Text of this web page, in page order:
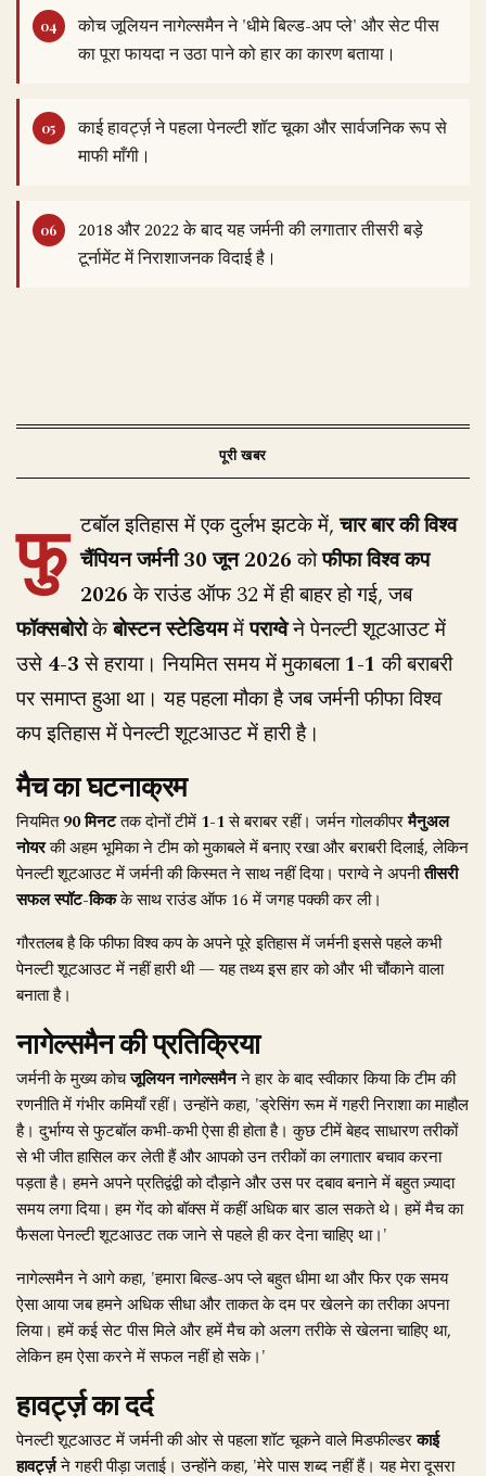
कोच जूलियन नागेल्समैन ने 'धीमे बिल्ड-अप प्ले' और सेट पीस
का पूरा फायदा न उठा पाने को हार का कारण बताया।
काई हावर्ट्ज़ ने पहला पेनल्टी शॉट चूका और सार्वजनिक रूप से
माफी माँगी।
2018 और 2022 के बाद यह जर्मनी की लगातार तीसरी बड़े
टूर्नामेंट में निराशाजनक विदाई है।
फु टबॉल इतिहास में एक दुर्लभ झटके में,चार बार की विश्व
चैंपियन जर्मनी 30 जून 2026कोफीफा विश्व कप
2026के राउंड ऑफ 32 में ही बाहर हो गई, जब
फॉक्सबोरोकेबोस्टन स्टेडियममेंपराग्वेने पेनल्टी शूटआउट में
उसे 4-3से हराया। नियमित समय में मुकाबला1-1 की बराबरी
पर समाप्त हुआ था। यह पहला मौका है जब जर्मनी फीफा विश्व
कप इतिहास में पेनल्टी शूटआउट में हारी है।
मैच का घटनाक्रम
नियमित90 मिनटतक दोनों टीमें 1-1से बराबर रहीं। जर्मन गोलकीपरमैनुअल
नोयरकी अहम भूमिका ने टीम को मुकाबले में बनाए रखा और बराबरी दिलाई, लेकिन
पेनल्टी शूटआउट में जर्मनी की किस्मत ने साथ नहीं दिया। पराग्वे ने अपनीतीसरी
सफल स्पॉट-किकके साथ राउंड ऑफ 16 में जगह पक्की कर ली।
गौरतलब है कि फीफा विश्व कप के अपने पूरे इतिहास में जर्मनी इससे पहले कभी
पेनल्टी शूटआउट में नहीं हारी थी — यह तथ्य इस हार को और भी चौंकाने वाला
बनाता है।
नागेल्समैन की प्रतिक्रिया
जर्मनी के मुख्य कोचजूलियन नागेल्समैनने हार के बाद स्वीकार किया कि टीम की
रणनीति में गंभीर कमियाँ रहीं। उन्होंने कहा, 'ड्रेसिंग रूम में गहरी निराशा का माहौल
है। दुर्भाग्य से फुटबॉल कभी-कभी ऐसा ही होता है। कुछ टीमें बेहद साधारण तरीकों
से भी जीत हासिल कर लेती हैं और आपको उन तरीकों का लगातार बचाव करना
पड़ता है। हमने अपने प्रतिद्वंद्वी को दौड़ाने और उस पर दबाव बनाने में बहुत ज़्यादा
समय लगा दिया। हम गेंद को बॉक्स में कहीं अधिक बार डाल सकते थे। हमें मैच का
फैसला पेनल्टी शूटआउट तक जाने से पहले ही कर देना चाहिए था।'
नागेल्समैन ने आगे कहा, 'हमारा बिल्ड-अप प्ले बहुत धीमा था और फिर एक समय
ऐसा आया जब हमने अधिक सीधा और ताकत के दम पर खेलने का तरीका अपना
लिया। हमें कई सेट पीस मिले और हमें मैच को अलग तरीके से खेलना चाहिए था,
लेकिन हम ऐसा करने में सफल नहीं हो सके।'
हावर्ट्ज़ का दर्द
पेनल्टी शूटआउट में जर्मनी की ओर से पहला शॉट चूकने वाले मिडफील्डरकाई
हावर्ट्ज़ने गहरी पीड़ा जताई। उन्होंने कहा, 'मेरे पास शब्द नहीं हैं। यह मेरा दूसरा